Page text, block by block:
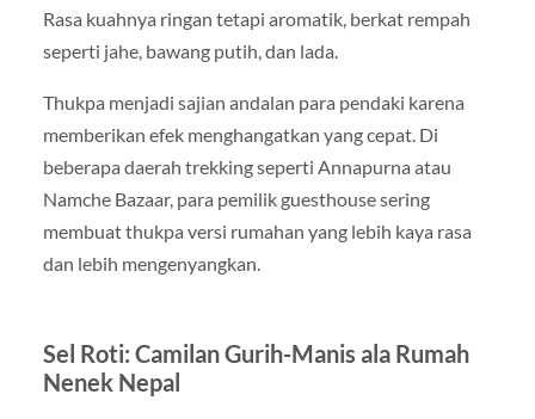
Rasa kuahnya ringan tetapi aromatik, berkat rempah
seperti jahe, bawang putih, dan lada.
Thukpa menjadi sajian andalan para pendaki karena
memberikan efek menghangatkan yang cepat. Di
beberapa daerah trekking seperti Annapurna atau
Namche Bazaar, para pemilik guesthouse sering
membuat thukpa versi rumahan yang lebih kaya rasa
dan lebih mengenyangkan.
Sel Roti: Camilan Gurih-Manis ala Rumah
Nenek Nepal